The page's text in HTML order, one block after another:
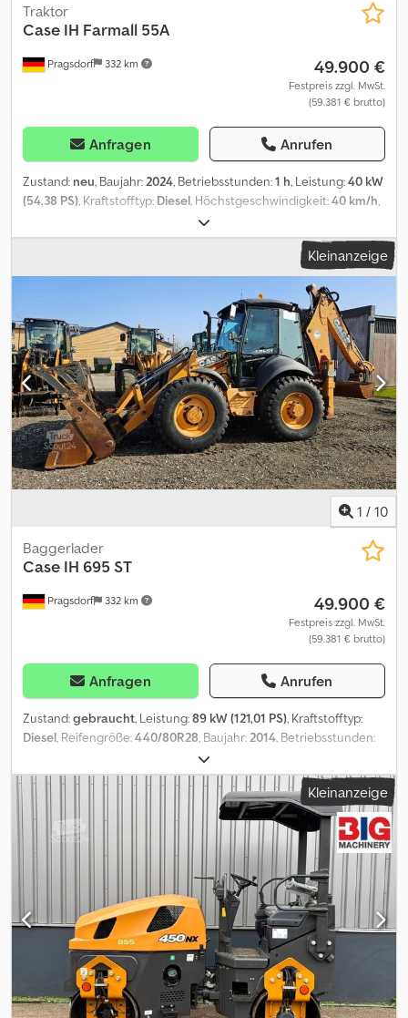
Pragsdorf 332 km
Traktor
Case IH Farmall 55A
49.900 €
Festpreis zzgl. MwSt.
(59.381 € brutto)
Anfragen Anrufen
Zustand: neu, Baujahr:2024, Betriebsstunden:1 h, Leistung:40 kW
(54,38 PS), Kraftstofftyp: Diesel, Höchstgeschwindigkeit:40 km/h,
14.9LR20 | 100%
420/85R30 | 100%, Reifengröße:420/85R30, Reifenzustand:100
Allradantrieb, Druckluftbremse, Frontlader,
Kabine, Bereifung (v):14.9LR20, Bereifung (h):420/85R30,
Betriebsstunden:1, Dreipunkt / Heckhubwerkanhängung,
Luftgefederter Sitz, Radio, Rundumleuchte, 540/540E (750) U/min,
Dreipunkt-Außenbedienelement_____,Lagerort:Kunde Codpfeyv S
Urjx Afmerf
Kleinanzeige
1 / 10
Pragsdorf 332 km
Baggerlader
Case IH 695 ST
49.900 €
Festpreis zzgl. MwSt.
(59.381 € brutto)
Anfragen Anrufen
Zustand:gebraucht, Leistung:89 kW (121,01 PS), Kraftstofftyp:
Diesel, Reifengröße:440/80R28, Baujahr:2014, Betriebsstunden:
440/80R28
440/80R28, Ausstattung:Allradantrieb, Kabine, Bereifung
(v):440/80R28, Bereifung (h):440/80R28, Betriebsstunden:3250,
Hydraulische Geräteverriegelung_____Allradlenkung, 4-in-1
Schaufel, Ausleger mit Seitenverschub, 150cm neigbare
Graderschaufel,Lagerort:Kunde Crodpfx Aszng A Sofmjf
Kleinanzeige